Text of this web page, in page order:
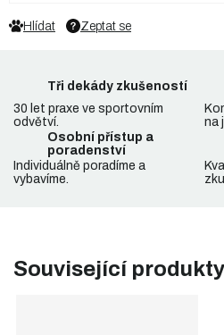
Zeptat se
Hlídat
Tři dekády zkušeností
30 let praxe ve sportovním
odvětví.
na
Osobní přístup a
poradenství
Individuálně poradíme a
vybavíme.
Související produkty